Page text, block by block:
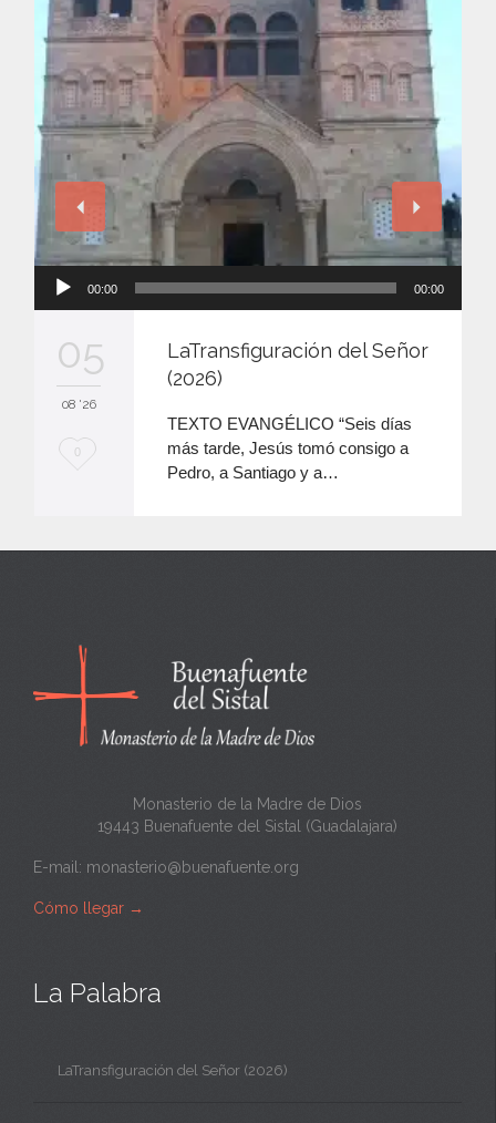
00:00 00:00
05
08 '26
M
n
a
0
LaTransfiguración del Señor
(2026)
TEXTO EVANGÉLICO “Seis días
más tarde, Jesús tomó consigo a
Pedro, a Santiago y a…
Monasterio de la Madre de Dios
19443 Buenafuente del Sistal (Guadalajara)
E-mail: monasterio@buenafuente.org
Cómo llegar →
La Palabra
LaTransfiguración del Señor (2026)